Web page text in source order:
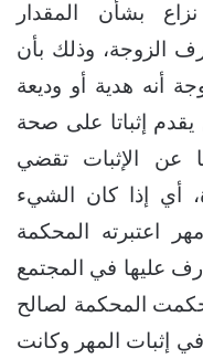
بشأن المقدار
الزوجة، وذلك بأن
أنه هدية أو وديعة
إثباتا على صحة
عن الإثبات تقضي
أي إذا كان الشيء
اعتبرته المحكمة
عليها في المجتمع
المحكمة لصالح
إثبات المهر وكانت